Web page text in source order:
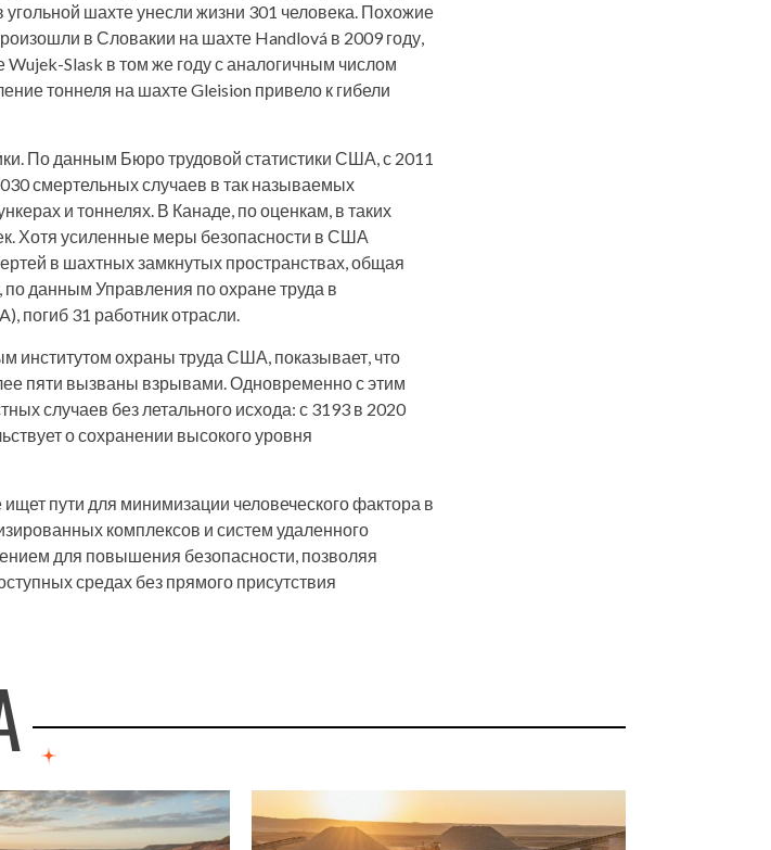
шахте унесли жизни 301 человека. Похожие
в Словакии на шахте Handlová в 2009 году,
Slask в том же году с аналогичным числом
тоннеля на шахте Gleision привело к гибели
По данным Бюро трудовой статистики США, с 2011
смертельных случаев в так называемых
и тоннелях. В Канаде, по оценкам, в таких
Хотя усиленные меры безопасности в США
в шахтных замкнутых пространствах, общая
по данным Управления по охране труда в
погиб 31 работник отрасли.
охраны труда США, показывает, что
пяти вызваны взрывами. Одновременно с этим
случаев без летального исхода: с 3193 в 2020
о сохранении высокого уровня
пути для минимизации человеческого фактора в
комплексов и систем удаленного
для повышения безопасности, позволяя
средах без прямого присутствия